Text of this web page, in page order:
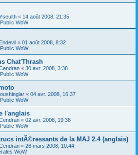
« 14 août 2008, 21:35
WoW
Endevil « 01 août 2008, 8:32
WoW
Chat'Thrash
« 30 avr. 2008, 3:38
WoW
« 04 avr. 2008, 16:37
WoW
l'anglais
« 02 avr. 2008, 19:38
WoW
intÃ©ressants de la MAJ 2.4 (anglais)
« 26 mars 2008, 10:44
WoW